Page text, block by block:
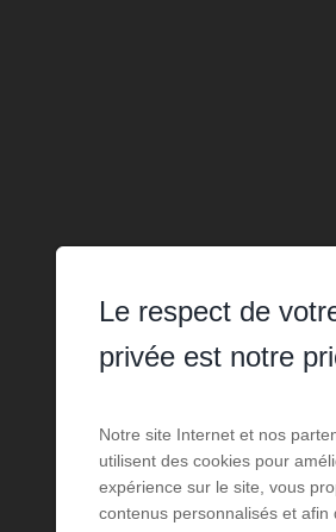
Le respect de
privée est notre
Notre site Internet et nos
utilisent des cookies pour
expérience sur le site, vous
contenus personnalisés et afin